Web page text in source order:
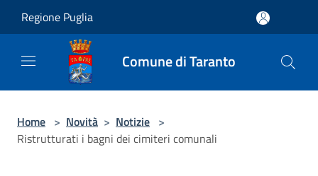
Regione Puglia
Comune di Taranto
Home > Novità > Notizie >
Ristrutturati i bagni dei cimiteri comunali